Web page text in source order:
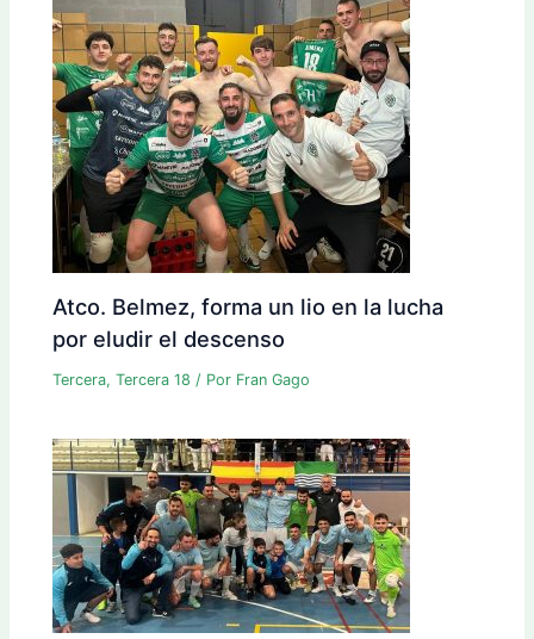
Atco. Belmez, forma un lio en la lucha
por eludir el descenso
Tercera,Tercera 18 / Por Fran Gago